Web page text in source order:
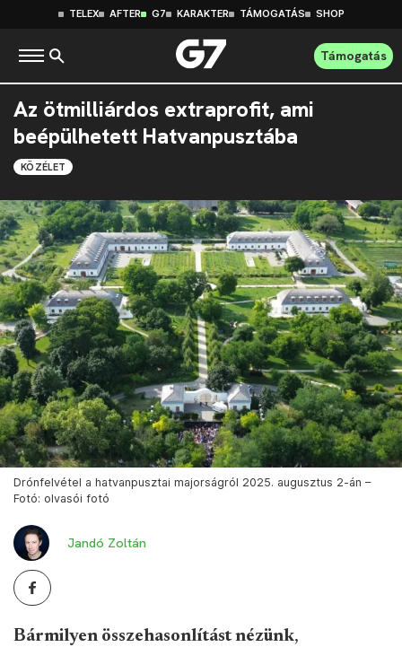
TELEX AFTER G7 KARAKTER TÁMOGATÁS SHOP
Támogatás
Az ötmilliárdos extraprofit, ami
beépülhetett Hatvanpusztába
KÖZÉLET
Drónfelvétel a hatvanpusztai majorságról 2025. augusztus 2-án –
Fotó: olvasói fotó
Jandó Zoltán
Bármilyen összehasonlítást nézünk,